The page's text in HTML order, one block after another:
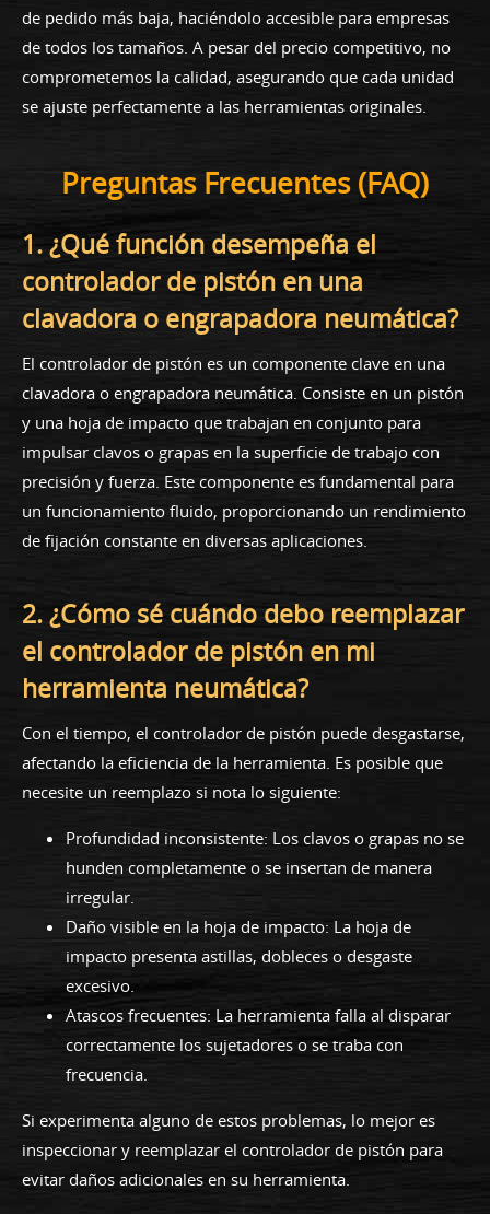
de pedido más baja, haciéndolo accesible para empresas
de todos los tamaños. A pesar del precio competitivo, no
comprometemos la calidad, asegurando que cada unidad
se ajuste perfectamente a las herramientas originales.
Preguntas Frecuentes (FAQ)
1. ¿Qué función desempeña el
controlador de pistón en una
clavadora o engrapadora neumática?
El controlador de pistón es un componente clave en una
clavadora o engrapadora neumática. Consiste en un pistón
y una hoja de impacto que trabajan en conjunto para
impulsar clavos o grapas en la superficie de trabajo con
precisión y fuerza. Este componente es fundamental para
un funcionamiento fluido, proporcionando un rendimiento
de fijación constante en diversas aplicaciones.
2. ¿Cómo sé cuándo debo reemplazar
el controlador de pistón en mi
herramienta neumática?
Con el tiempo, el controlador de pistón puede desgastarse,
afectando la eficiencia de la herramienta. Es posible que
necesite un reemplazo si nota lo siguiente:
Profundidad inconsistente: Los clavos o grapas no se
hunden completamente o se insertan de manera
irregular.
Daño visible en la hoja de impacto: La hoja de
impacto presenta astillas, dobleces o desgaste
excesivo.
Atascos frecuentes: La herramienta falla al disparar
correctamente los sujetadores o se traba con
frecuencia.
Si experimenta alguno de estos problemas, lo mejor es
inspeccionar y reemplazar el controlador de pistón para
evitar daños adicionales en su herramienta.